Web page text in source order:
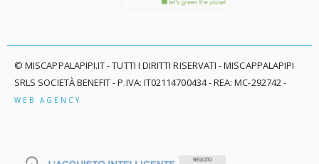
© MISCAPPALAPIPI.IT - TUTTI I DIRITTI RISERVATI - MISCAPPALAPIPI
SRLS SOCIETÀ BENEFIT - P.IVA: IT02114700434 - REA: MC-292742 -
WEB AGENCY